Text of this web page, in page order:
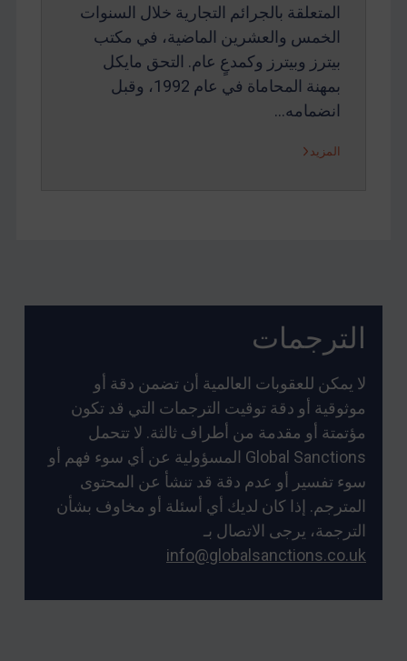
المتعلقة بالجرائم التجارية خلال السنوات
الخمس والعشرين الماضية، في مكتب
بيترز وبيترز وكمدعٍ عام. التحق مايكل
بمهنة المحاماة في عام 1992، وقبل
انضمامه…
المزيد
الترجمات
لا يمكن للعقوبات العالمية أن تضمن دقة أو
موثوقية أو دقة توقيت الترجمات التي قد تكون
مؤتمتة أو مقدمة من أطراف ثالثة. لا تتحمل
Global Sanctions المسؤولية عن أي سوء فهم أو
سوء تفسير أو عدم دقة قد تنشأ عن المحتوى
المترجم. إذا كان لديك أي أسئلة أو مخاوف بشأن
الترجمة، يرجى الاتصال بـ
info@globalsanctions.co.uk